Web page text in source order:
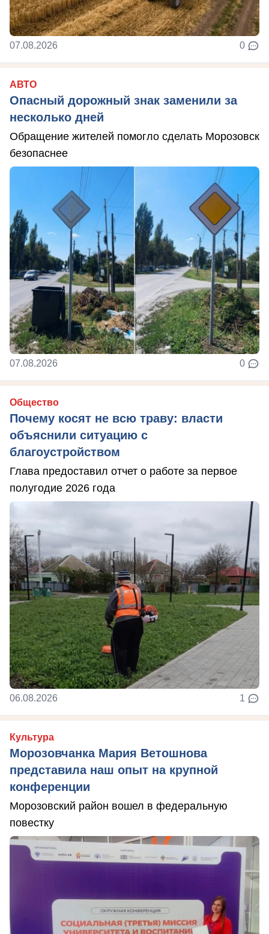
07.08.2026 0
АВТО
Опасный дорожный знак заменили за
несколько дней
Обращение жителей помогло сделать Морозовск
безопаснее
07.08.2026 0
Общество
Почему косят не всю траву: власти
объяснили ситуацию с
благоустройством
Глава предоставил отчет о работе за первое
полугодие 2026 года
06.08.2026 1
Культура
Морозовчанка Мария Ветошнова
представила наш опыт на крупной
конференции
Морозовский район вошел в федеральную
повестку